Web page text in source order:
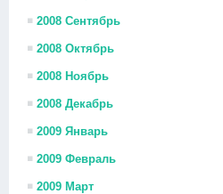
2008 Сентябрь
2008 Октябрь
2008 Ноябрь
2008 Декабрь
2009 Январь
2009 Февраль
2009 Март